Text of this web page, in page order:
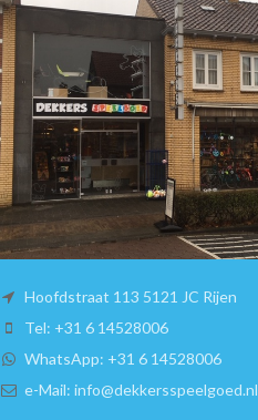
Hoofdstraat 113 5121 JC Rijen
Tel: +31 6 14528006
WhatsApp: +31 6 14528006
e-Mail: info@dekkersspeelgoed.nl